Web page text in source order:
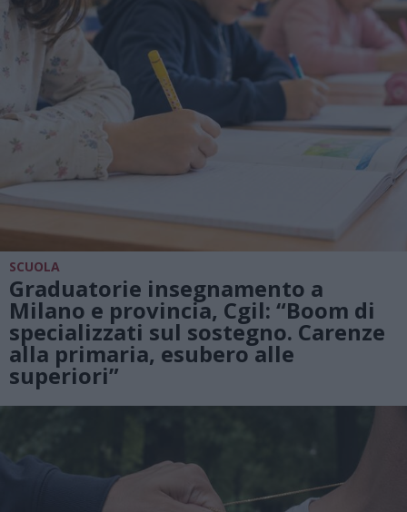
SCUOLA
Graduatorie insegnamento a
Milano e provincia, Cgil: “Boom di
specializzati sul sostegno. Carenze
alla primaria, esubero alle
superiori”